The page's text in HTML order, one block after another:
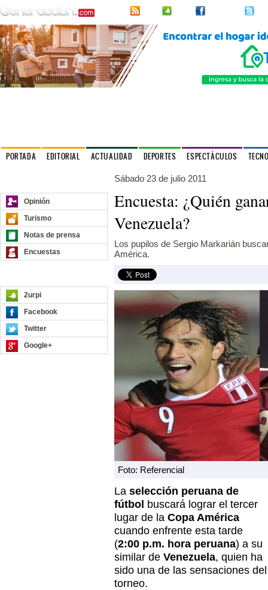
PORTADA EDITORIAL ACTUALIDAD DEPORTES ESPECTÁCULOS
Opinión
Turismo
Notas de prensa
Encuestas
2urpi
Facebook
Twitter
Google+
Sábado 23 de julio 2011
Encuesta: ¿Quién
Venezuela?
Los pupilos de Sergio Markarián
América.
Foto: Referencial
La selección peruana de
fútbol buscará lograr el tercer
lugar de la Copa América
cuando enfrente esta tarde
(2:00 p.m. hora peruana) a su
similar de Venezuela, quien ha
sido una de las sensaciones del
torneo.